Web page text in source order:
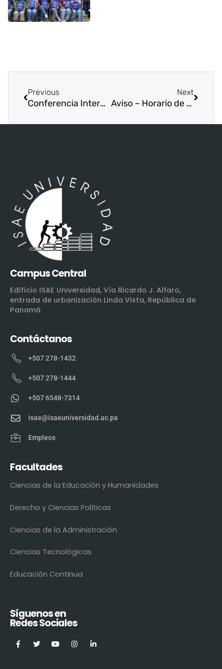
Previous
Conferencia Internacional Accesibilidad Web
Next
Aviso – Horario de atención del Día de la Madre
Campus Central
Edificio ISAE Universidad, Vía Ricardo J. Alfaro,
entrada de urbanización Linda Vista, República de
Panamá
Contáctanos
+507 278-1432
+507 278-1444
+507 6548-7314
isae@isaeuniversidad.ac.pa
Empleos
Facultades
Ciencias de la Educación y Humanidades
Derecho y Ciencias Políticas
Ciencias de la Administración
Ciencias Tecnológicas
Educación Continua
Síguenos en
Redes Sociales